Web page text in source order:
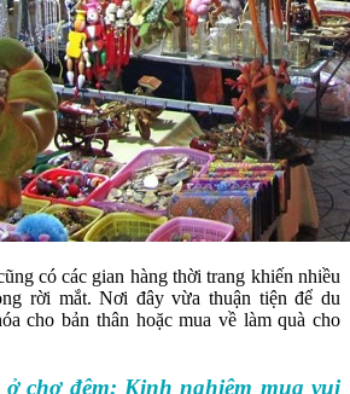
có các gian hàng thời trang khiến nhiều
rời mắt. Nơi đây vừa thuận tiện để du
cho bản thân hoặc mua về làm quà cho
chợ đêm: Kinh nghiệm mua vui